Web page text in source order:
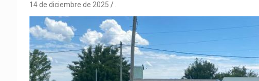
14 de diciembre de 2025